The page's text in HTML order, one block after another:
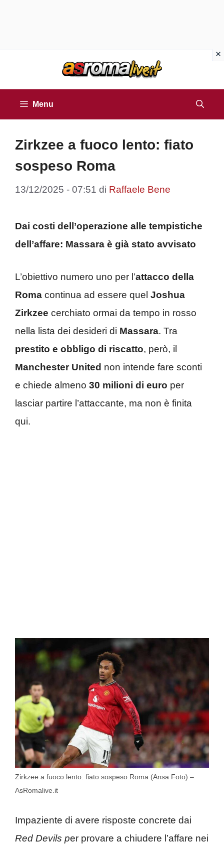
Menu
Zirkzee a fuoco lento: fiato
sospeso Roma
13/12/2025 - 07:51 di Raffaele Bene
Dai costi dell’operazione alle tempistiche
dell’affare: Massara è già stato avvisato
L’obiettivo numero uno per l’attacco della
Roma continua ad essere quel Joshua
Zirkzee cerchiato ormai da tempo in rosso
nella lista dei desideri di Massara. Tra
prestito e obbligo di riscatto, però, il
Manchester United non intende fare sconti
e chiede almeno 30 milioni di euro per
lasciar partire l’attaccante, ma non è finita
qui.
Zirkzee a fuoco lento: fiato sospeso Roma (Ansa Foto) –
AsRomalive.it
Impaziente di avere risposte concrete dai
Red Devils per provare a chiudere l’affare nei